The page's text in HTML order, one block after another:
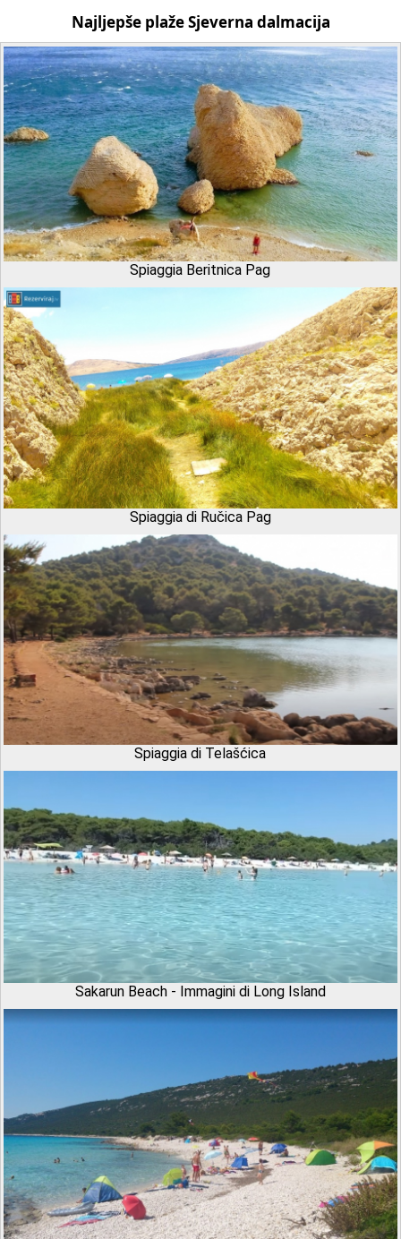
Najljepše plaže Sjeverna dalmacija
Spiaggia Beritnica Pag
Spiaggia di Ručica Pag
Spiaggia di Telašćica
Sakarun Beach - Immagini di Long Island